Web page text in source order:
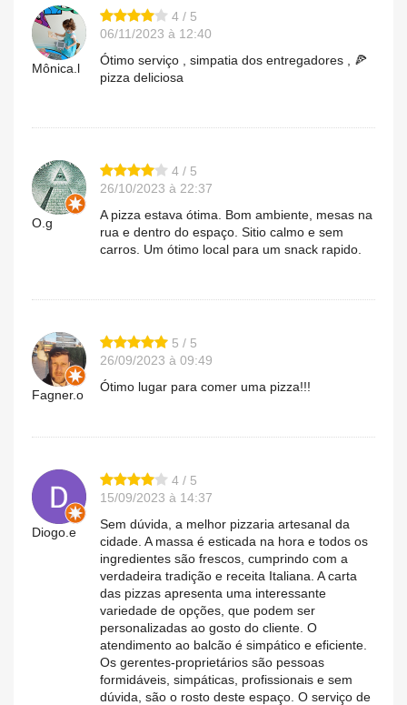
Mônica.l
4 / 5
06/11/2023 à 12:40
Ótimo serviço , simpatia dos entregadores , 🍕
pizza deliciosa
O.g
4 / 5
26/10/2023 à 22:37
A pizza estava ótima. Bom ambiente, mesas na
rua e dentro do espaço. Sitio calmo e sem
carros. Um ótimo local para um snack rapido.
Fagner.o
5 / 5
26/09/2023 à 09:49
Ótimo lugar para comer uma pizza!!!
Diogo.e
4 / 5
15/09/2023 à 14:37
Sem dúvida, a melhor pizzaria artesanal da
cidade. A massa é esticada na hora e todos os
ingredientes são frescos, cumprindo com a
verdadeira tradição e receita Italiana. A carta
das pizzas apresenta uma interessante
variedade de opções, que podem ser
personalizadas ao gosto do cliente. O
atendimento ao balcão é simpático e eficiente.
Os gerentes-proprietários são pessoas
formidáveis, simpáticas, profissionais e sem
dúvida, são o rosto deste espaço. O serviço de